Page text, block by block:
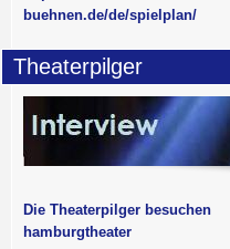
buehnen.de/de/spielplan/
Theaterpilger
Die Theaterpilger besuchen
hamburgtheater